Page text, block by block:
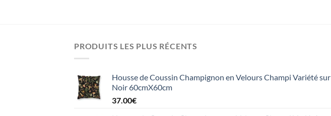
PRODUITS LES PLUS RÉCENTS
Housse de Coussin Champignon en Velours Champi Variété sur
Noir 60cmX60cm
37.00€